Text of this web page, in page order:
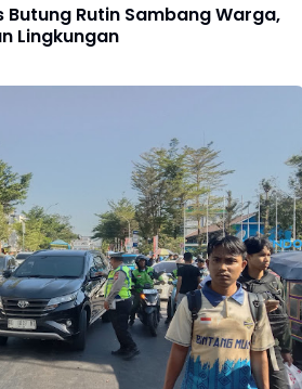
Rutin Sambang Warga,
Lingkungan